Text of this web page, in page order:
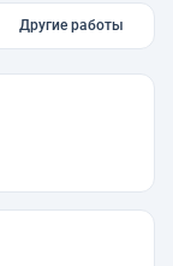
Другие работы